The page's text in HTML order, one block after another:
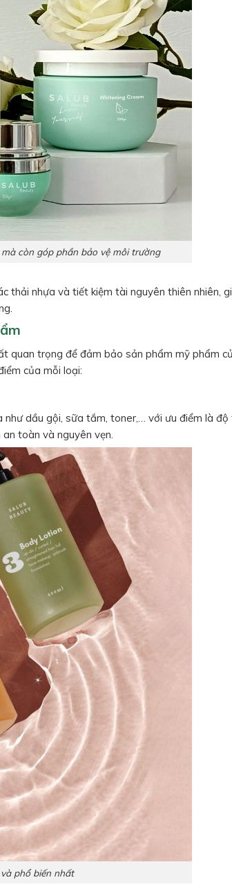
còn góp phần bảo vệ môi trường
thải nhựa và tiết kiệm tài nguyên thiên nhiên,
quan trọng để đảm bảo sản phẩm mỹ phẩm
của mỗi loại:
dầu gội, sữa tắm, toner,… với ưu điểm là độ
toàn và nguyên vẹn.
phổ biến nhất